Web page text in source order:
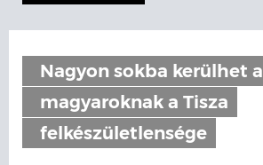
Nagyon sokba kerülhet a
magyaroknak a Tisza
felkészületlensége